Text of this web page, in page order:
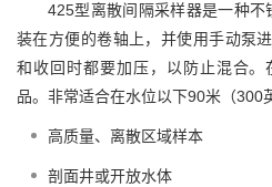
425型离散间隔采样器是一种不
装在方便的卷轴上，并使用手动泵
和收回时都要加压，以防止混合
品。非常适合在水位以下90米（300
高质量、离散区域样本
剖面井或开放水体